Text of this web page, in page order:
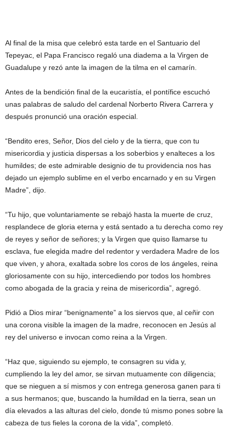
Al final de la misa que celebró esta tarde en el Santuario del
Tepeyac, el Papa Francisco regaló una diadema a la Virgen de
Guadalupe y rezó ante la imagen de la tilma en el camarín.
Antes de la bendición final de la eucaristía, el pontífice escuchó
unas palabras de saludo del cardenal Norberto Rivera Carrera y
después pronunció una oración especial.
“Bendito eres, Señor, Dios del cielo y de la tierra, que con tu
misericordia y justicia dispersas a los soberbios y enalteces a los
humildes; de este admirable designio de tu providencia nos has
dejado un ejemplo sublime en el verbo encarnado y en su Virgen
Madre”, dijo.
“Tu hijo, que voluntariamente se rebajó hasta la muerte de cruz,
resplandece de gloria eterna y está sentado a tu derecha como rey
de reyes y señor de señores; y la Virgen que quiso llamarse tu
esclava, fue elegida madre del redentor y verdadera Madre de los
que viven, y ahora, exaltada sobre los coros de los ángeles, reina
gloriosamente con su hijo, intercediendo por todos los hombres
como abogada de la gracia y reina de misericordia”, agregó.
Pidió a Dios mirar “benignamente” a los siervos que, al ceñir con
una corona visible la imagen de la madre, reconocen en Jesús al
rey del universo e invocan como reina a la Virgen.
“Haz que, siguiendo su ejemplo, te consagren su vida y,
cumpliendo la ley del amor, se sirvan mutuamente con diligencia;
que se nieguen a sí mismos y con entrega generosa ganen para ti
a sus hermanos; que, buscando la humildad en la tierra, sean un
día elevados a las alturas del cielo, donde tú mismo pones sobre la
cabeza de tus fieles la corona de la vida”, completó.